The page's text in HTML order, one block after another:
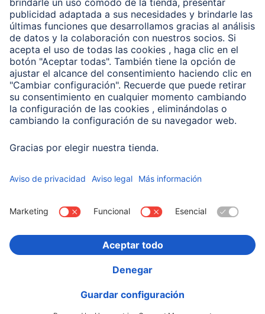
Clientes online
Conviértete en distribuidor
Compañía
Historia de la empresa
Hama en todo el Mundo
Sostenibilidad
Business-Portal
Escoger Pais
Declaración de accesibilidad